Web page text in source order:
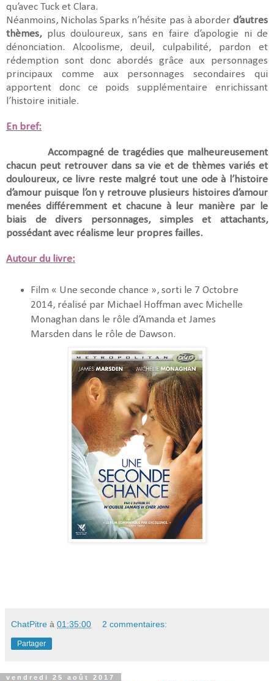
qu’avec Tuck et Clara.
Néanmoins, Nicholas Sparks n’hésite pas à aborder d’autres
thèmes,plus douloureux, sans en faire d’apologie ni de
dénonciation. Alcoolisme, deuil, culpabilité, pardon et
rédemption sont donc abordés grâce aux personnages
principaux comme aux personnages secondaires qui
apportent donc ce poids supplémentaire enrichissant
l’histoire initiale.
En bref:
Accompagné de tragédies que malheureusement
chacun peut retrouver dans sa vie et de thèmes variés et
douloureux, ce livre reste malgré tout une ode à l’histoire
d’amour puisque l’on y retrouve plusieurs histoires d’amour
menées différemment et chacune à leur manière par le
biais de divers personnages, simples et attachants,
possédant avec réalisme leur propres failles.
Autour du livre:
Film « Une seconde chance », sorti le 7 Octobre
2014, réalisé par Michael Hoffman avec Michelle
Monaghan dans le rôle d’Amanda et James
Marsden dans le rôle de Dawson.
ChatPitre à 01:35:00 2 commentaires:
Partager
vendredi 25 août 2017